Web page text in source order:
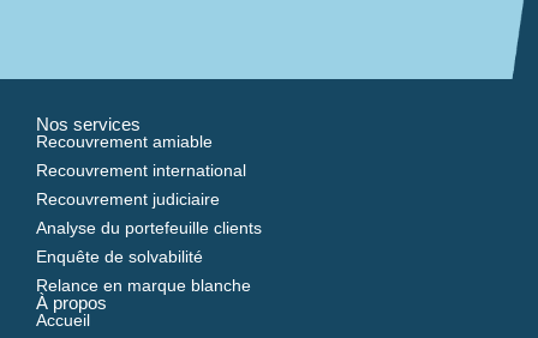
Nos services
Recouvrement amiable
Recouvrement international
Recouvrement judiciaire
Analyse du portefeuille clients
Enquête de solvabilité
Relance en marque blanche
À propos
Accueil